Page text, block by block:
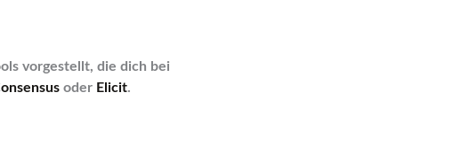
vorgestellt, die dich bei
oder Elicit.